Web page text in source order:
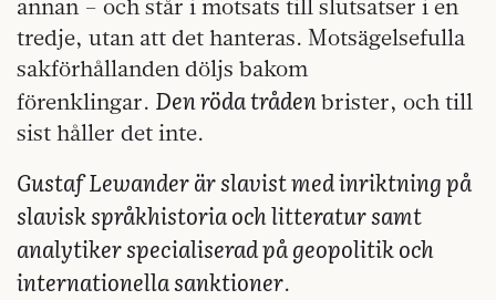
annan – och står i motsats till slutsatser i en
tredje, utan att det hanteras. Motsägelsefulla
sakförhållanden döljs bakom
förenklingar. Den röda trådenbrister, och till
sist håller det inte.
Gustaf Lewander är slavist med inriktning på
slavisk språkhistoria och litteratur samt
analytiker specialiserad på geopolitik och
internationella sanktioner.